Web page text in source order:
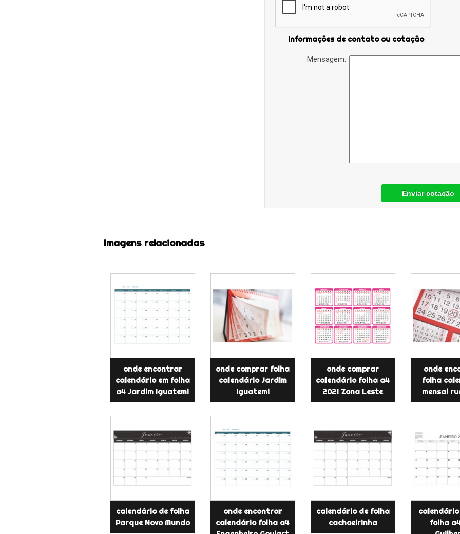
Informações de contato ou cotação
Mensagem:
Enviar cotação
Imagens relacionadas
onde encontrar
calendário em folha
a4 Jardim Iguatemi
onde comprar folha
calendário Jardim
Iguatemi
onde comprar
calendário folha a4
2021 Zona Leste
onde
folha
mensal
calendário de folha
Parque Novo Mundo
onde encontrar
calendário folha a4
calendário de folha
cachoeirinha
calendário
folha